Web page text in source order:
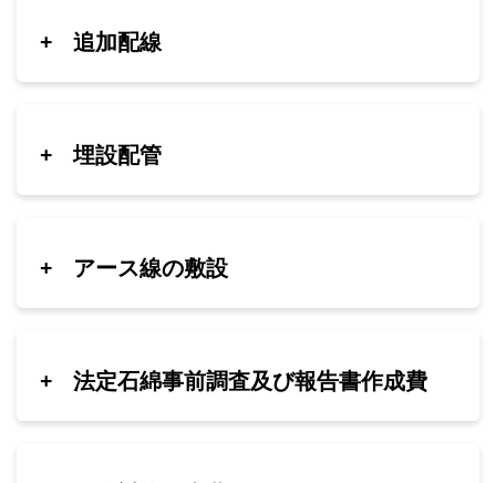
+ 追加配線
+ 埋設配管
+ アース線の敷設
+ 法定石綿事前調査及び報告書作成費